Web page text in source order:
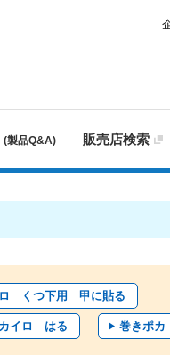
(製品Q&A) 販売店検索
くつ下用 甲に貼る
イロ はる 巻きポカ